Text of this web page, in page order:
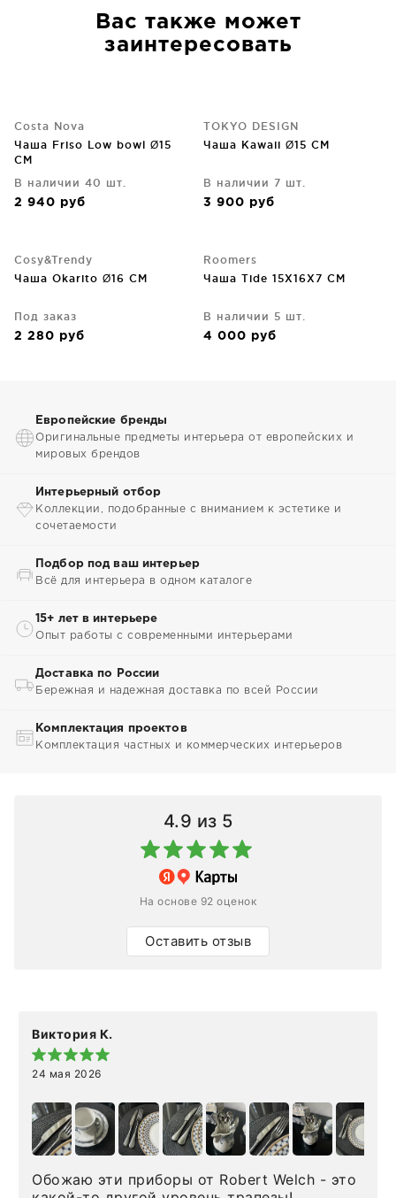
Вас также может
заинтересовать
Costa Nova
Чаша Friso Low bowl Ø15
CM
В наличии 40 шт.
2 940 руб
TOKYO DESIGN
Чаша Kawaii Ø15 CM
В наличии 7 шт.
3 900 руб
Cosy&Trendy
Чаша Okarito Ø16 CM
Под заказ
2 280 руб
Roomers
Чаша Tide 15X16X7 CM
В наличии 5 шт.
4 000 руб
Европейские бренды
Оригинальные предметы интерьера от европейских и
мировых брендов
Интерьерный отбор
Коллекции, подобранные с вниманием к эстетике и
сочетаемости
Подбор под ваш интерьер
Всё для интерьера в одном каталоге
15+ лет в интерьере
Опыт работы с современными интерьерами
Доставка по России
Бережная и надежная доставка по всей России
Комплектация проектов
Комплектация частных и коммерческих интерьеров
4.9 из 5
На основе 92 оценок
Оставить отзыв
Виктория К.
24 мая 2026
Обожаю эти приборы от Robert Welch - это